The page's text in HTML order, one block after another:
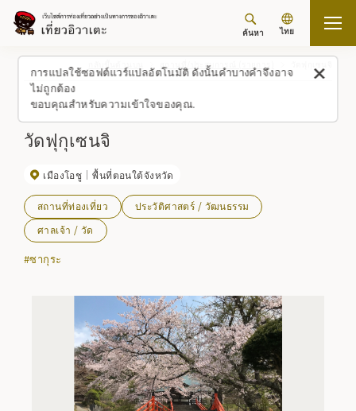
การแปลใช้ซอฟต์แวร์แปลอัตโนมัติ ดังนั้นคำบางคำจึงอาจ
ไม่ถูกต้อง
ขอบคุณสำหรับความเข้าใจของคุณ.
ค้นหา ไทย
กลับขึ้นด้านบน สถานที่/ประสบการณ์ (รายการ)
วัดฟุกุเซนจิ
เมืองโอชู พื้นที่ตอนใต้จังหวัด
สถานที่ท่องเที่ยว
ประวัติศาสตร์ / วัฒนธรรม
ศาลเจ้า / วัด
#ซากุระ